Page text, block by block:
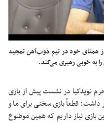
همتای خود در تیم ذوب‌آهن تمجید
به خوبی رهبری می‌کند.
نویدکیا در نشست پیش از بازی
داشت: قطعاً بازی سختی برای ما و
بازی نیاز داریم که همین موضوع